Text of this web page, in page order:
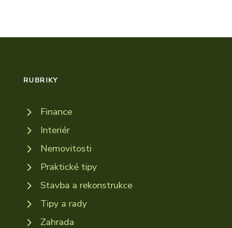
RUBRIKY
Finance
Interiér
Nemovitosti
Praktické tipy
Stavba a rekonstrukce
Tipy a rady
Zahrada